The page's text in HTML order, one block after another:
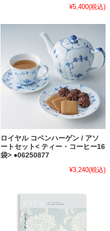
¥5,400(税込)
ロイヤル コペンハーゲン / アソ
ートセット< ティー・コーヒー16
袋> ●06250877
¥3,240(税込)